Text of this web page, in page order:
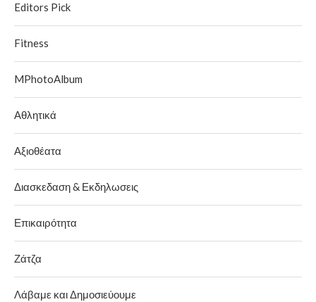
Editors Pick
Fitness
MPhotoAlbum
Αθλητικά
Αξιοθέατα
Διασκεδαση & Εκδηλωσεις
Επικαιρότητα
Ζάτζα
Λάβαμε και Δημοσιεύουμε